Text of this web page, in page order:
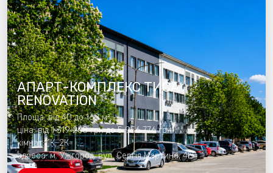
АПАРТ-КОМПЛЕКС ТИСА
RENOVATION
Площа: від 40 до 168 м²
ціна: від 1 319 268 грн до 5 956 776 грн
кімнат: 1К, 2К
адреса: м. Ужгород, вул. Сергія Мартина, 4Б